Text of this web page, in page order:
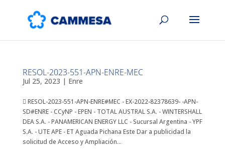
RESOL-2023-551-APN-ENRE-MEC
Jul 25, 2023 | Enre
 RESOL-2023-551-APN-ENRE#MEC - EX-2022-82378639- -APN-
SD#ENRE - CCyNP - EPEN - TOTAL AUSTRAL S.A. - WINTERSHALL
DEA S.A. - PANAMERICAN ENERGY LLC - Sucursal Argentina - YPF
S.A. - UTE APE - ET Aguada Pichana Este Dar a publicidad la
solicitud de Acceso y Ampliación...